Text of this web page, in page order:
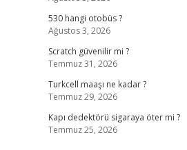
530 hangi otobüs ?
Ağustos 3, 2026
Scratch güvenilir mi ?
Temmuz 31, 2026
Turkcell maaşı ne kadar ?
Temmuz 29, 2026
Kapı dedektörü sigaraya öter mi ?
Temmuz 25, 2026